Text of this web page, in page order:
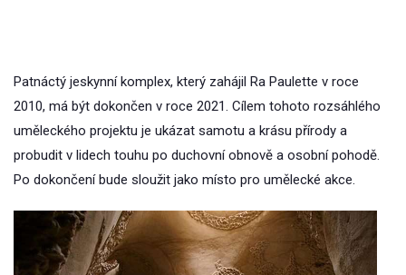
Patnáctý jeskynní komplex, který zahájil Ra Paulette v roce
2010, má být dokončen v roce 2021. Cílem tohoto rozsáhlého
uměleckého projektu je ukázat samotu a krásu přírody a
probudit v lidech touhu po duchovní obnově a osobní pohodě.
Po dokončení bude sloužit jako místo pro umělecké akce.